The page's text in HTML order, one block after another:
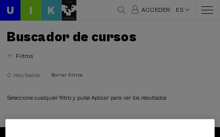
ACCEDER ES
Buscador de cursos
Filtros
0 resultados Borrar filtros
Seleccione cualquier filtro y pulse Aplicar para ver los resultados